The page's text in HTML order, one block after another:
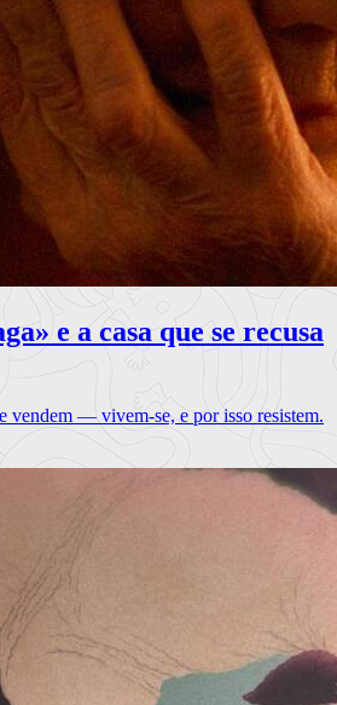
e a casa que se recusa
vendem — vivem-se, e por isso resistem.